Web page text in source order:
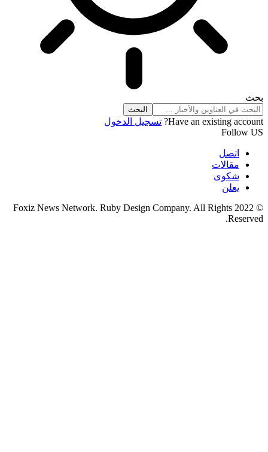
بحث
Have an existing account?
تسجيل الدخول
Follow US
اتصل
مقالات
شكوى
يعلن
© 2022 Foxiz News Network. Ruby Design Company. All Rights
Reserved.